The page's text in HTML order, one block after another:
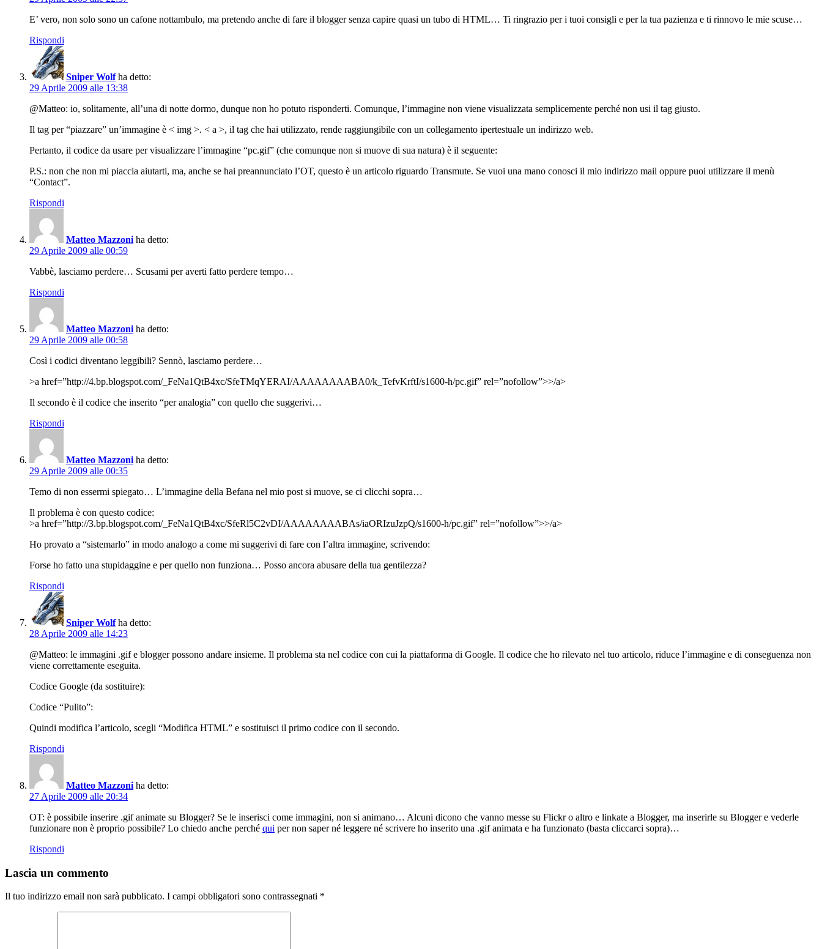
E’ vero, non solo sono un cafone nottambulo, ma pretendo anche di fare il blogger senza capire quasi un tubo di HTML… Ti ringrazio per i tuoi consigli e per la tua pazienza e ti rinnovo le mie scuse…
Rispondi
Sniper Wolf ha detto:
29 Aprile 2009 alle 13:38
@Matteo: io, solitamente, all’una di notte dormo, dunque non ho potuto risponderti. Comunque, l’immagine non viene visualizzata semplicemente perché non usi il tag giusto.
Il tag per “piazzare” un’immagine è < img >. < a >, il tag che hai utilizzato, rende raggiungibile con un collegamento ipertestuale un indirizzo web.
Pertanto, il codice da usare per visualizzare l’immagine “pc.gif” (che comunque non si muove di sua natura) è il seguente:
P.S.: non che non mi piaccia aiutarti, ma, anche se hai preannunciato l’OT, questo è un articolo riguardo Transmute. Se vuoi una mano conosci il mio indirizzo mail oppure puoi utilizzare il menù
“Contact”.
Rispondi
Matteo Mazzoni ha detto:
29 Aprile 2009 alle 00:59
Vabbè, lasciamo perdere… Scusami per averti fatto perdere tempo…
Rispondi
Matteo Mazzoni ha detto:
29 Aprile 2009 alle 00:58
Così i codici diventano leggibili? Sennò, lasciamo perdere…
>a href=”http://4.bp.blogspot.com/_FeNa1QtB4xc/SfeTMqYERAI/AAAAAAAABA0/k_TefvKrftI/s1600-h/pc.gif” rel=”nofollow”>>/a>
Il secondo è il codice che inserito “per analogia” con quello che suggerivi…
Rispondi
Matteo Mazzoni ha detto:
29 Aprile 2009 alle 00:35
Temo di non essermi spiegato… L’immagine della Befana nel mio post si muove, se ci clicchi sopra…
Il problema è con questo codice:
>a href=”http://3.bp.blogspot.com/_FeNa1QtB4xc/SfeRl5C2vDI/AAAAAAAABAs/iaORIzuJzpQ/s1600-h/pc.gif” rel=”nofollow”>>/a>
Ho provato a “sistemarlo” in modo analogo a come mi suggerivi di fare con l’altra immagine, scrivendo:
Forse ho fatto una stupidaggine e per quello non funziona… Posso ancora abusare della tua gentilezza?
Rispondi
Sniper Wolf ha detto:
28 Aprile 2009 alle 14:23
@Matteo: le immagini .gif e blogger possono andare insieme. Il problema sta nel codice con cui la piattaforma di Google. Il codice che ho rilevato nel tuo articolo, riduce l’immagine e di conseguenza non
viene correttamente eseguita.
Codice Google (da sostituire):
Codice “Pulito”:
Quindi modifica l’articolo, scegli “Modifica HTML” e sostituisci il primo codice con il secondo.
Rispondi
Matteo Mazzoni ha detto:
27 Aprile 2009 alle 20:34
OT: è possibile inserire .gif animate su Blogger? Se le inserisci come immagini, non si animano… Alcuni dicono che vanno messe su Flickr o altro e linkate a Blogger, ma inserirle su Blogger e vederle
funzionare non è proprio possibile? Lo chiedo anche perché qui per non saper né leggere né scrivere ho inserito una .gif animata e ha funzionato (basta cliccarci sopra)…
Rispondi
Lascia un commento
Il tuo indirizzo email non sarà pubblicato. I campi obbligatori sono contrassegnati *